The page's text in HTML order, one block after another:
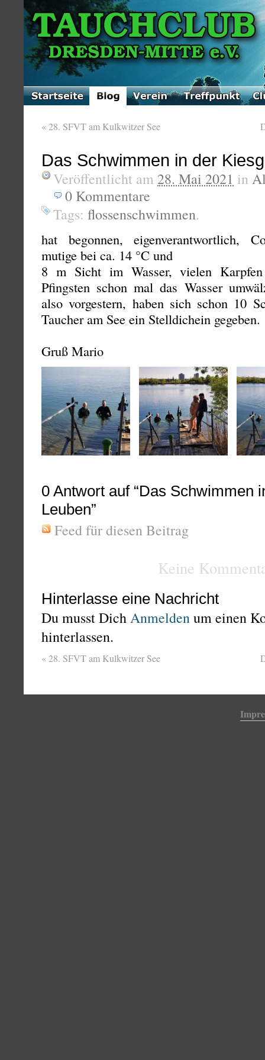
«28. SFVT am Kulkwitzer See
Das Schwimmen in der
Veröffentlicht am 28. Mai 2021 in
0 Kommentare
Tags: flossenschwimmen.
hat begonnen, eigenverantwortlich,
mutige bei ca. 14 °C und
8 m Sicht im Wasser, vielen
Pfingsten schon mal das Wasser
also vorgestern, haben sich schon 10
Taucher am See ein Stelldichein gegeben.
Gruß Mario
0 Antwort auf “Das Schwimmen
Leuben”
Feed für diesen Beitrag
Keine
Hinterlasse eine Nachricht
Du musst DichAnmeldenum einen
hinterlassen.
«28. SFVT am Kulkwitzer See